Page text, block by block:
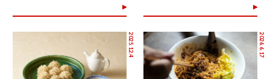
2025.12.4 2026.6.17